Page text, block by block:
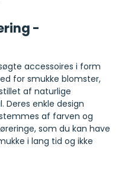
-
accessoires i form
for smukke blomster,
af naturlige
enkle design
af farven og
som du kan have
i lang tid og ikke